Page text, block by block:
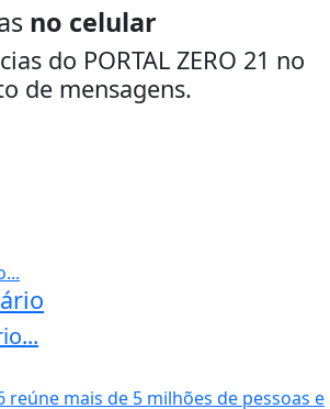
no celular
do PORTAL ZERO 21 no
de mensagens.